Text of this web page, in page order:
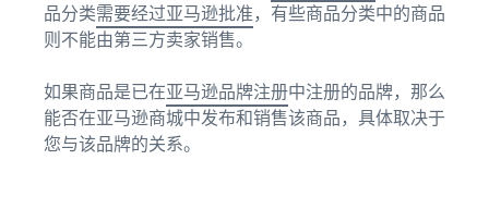
品分类需要经过亚马逊批准 ，有些商品分类中的商品
则不能由第三方卖家销售。
如果商品是已在亚马逊品牌注册中注册的品牌，那么
能否在亚马逊商城中发布和销售该商品，具体取决于
您与该品牌的关系。